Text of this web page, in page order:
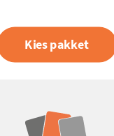
Kies pakket